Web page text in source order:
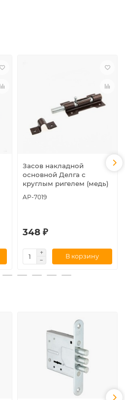
Засов накладной
основной Делга с
круглым ригелем (медь)
AP-7019
348 ₽
В корзину